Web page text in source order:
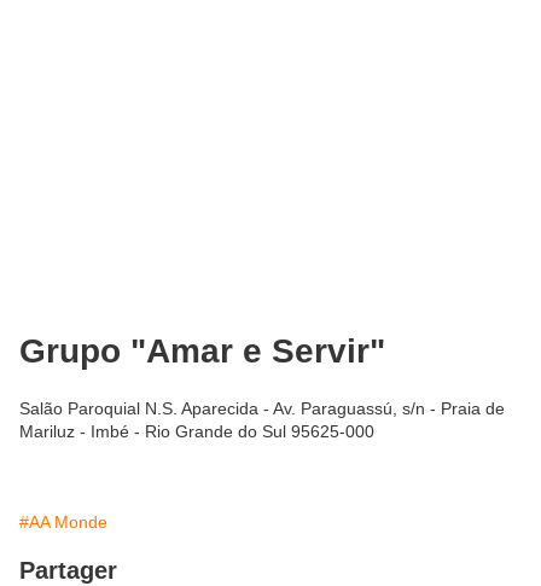
Grupo "Amar e Servir"
Salão Paroquial N.S. Aparecida - Av. Paraguassú, s/n - Praia de
Mariluz - Imbé - Rio Grande do Sul 95625-000
#AA Monde
Partager